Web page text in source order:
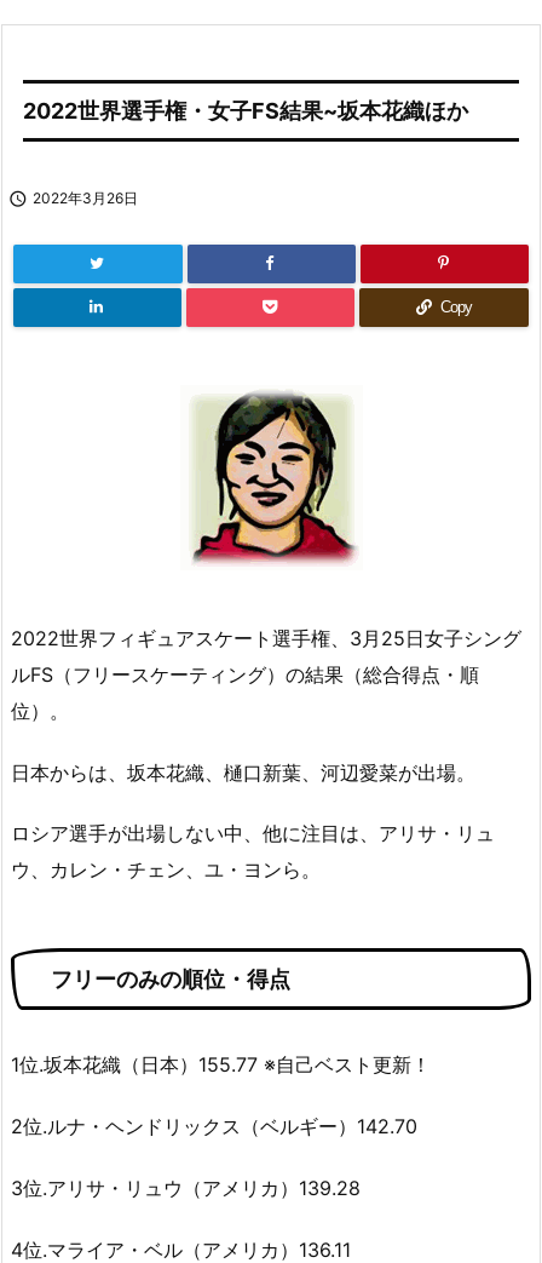
2022世界選手権・女子FS結果~坂本花織ほか
 2022年3月26日
Copy
2022世界フィギュアスケート選手権、3月25日女子シング
ルFS（フリースケーティング）の結果（総合得点・順
位）。
日本からは、坂本花織、樋口新葉、河辺愛菜が出場。
ロシア選手が出場しない中、他に注目は、アリサ・リュ
ウ、カレン・チェン、ユ・ヨンら。
フリーのみの順位・得点
1位.坂本花織（日本）155.77 ※自己ベスト更新！
2位.ルナ・ヘンドリックス（ベルギー）142.70
3位.アリサ・リュウ（アメリカ）139.28
4位.マライア・ベル（アメリカ）136.11